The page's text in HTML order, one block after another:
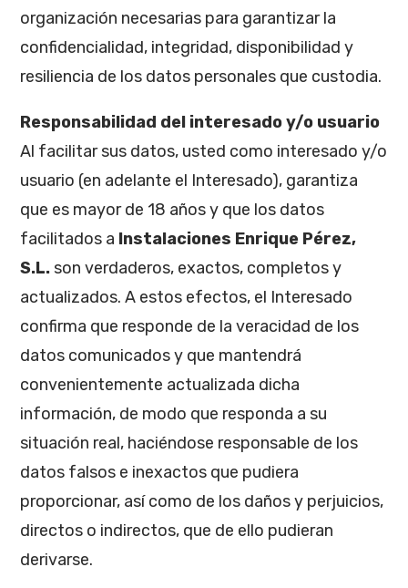
organización necesarias para garantizar la
confidencialidad, integridad, disponibilidad y
resiliencia de los datos personales que custodia.
Responsabilidad del interesado y/o usuario
Al facilitar sus datos, usted como interesado y/o
usuario (en adelante el Interesado), garantiza
que es mayor de 18 años y que los datos
facilitados a Instalaciones Enrique Pérez,
S.L.son verdaderos, exactos, completos y
actualizados. A estos efectos, el Interesado
confirma que responde de la veracidad de los
datos comunicados y que mantendrá
convenientemente actualizada dicha
información, de modo que responda a su
situación real, haciéndose responsable de los
datos falsos e inexactos que pudiera
proporcionar, así como de los daños y perjuicios,
directos o indirectos, que de ello pudieran
derivarse.